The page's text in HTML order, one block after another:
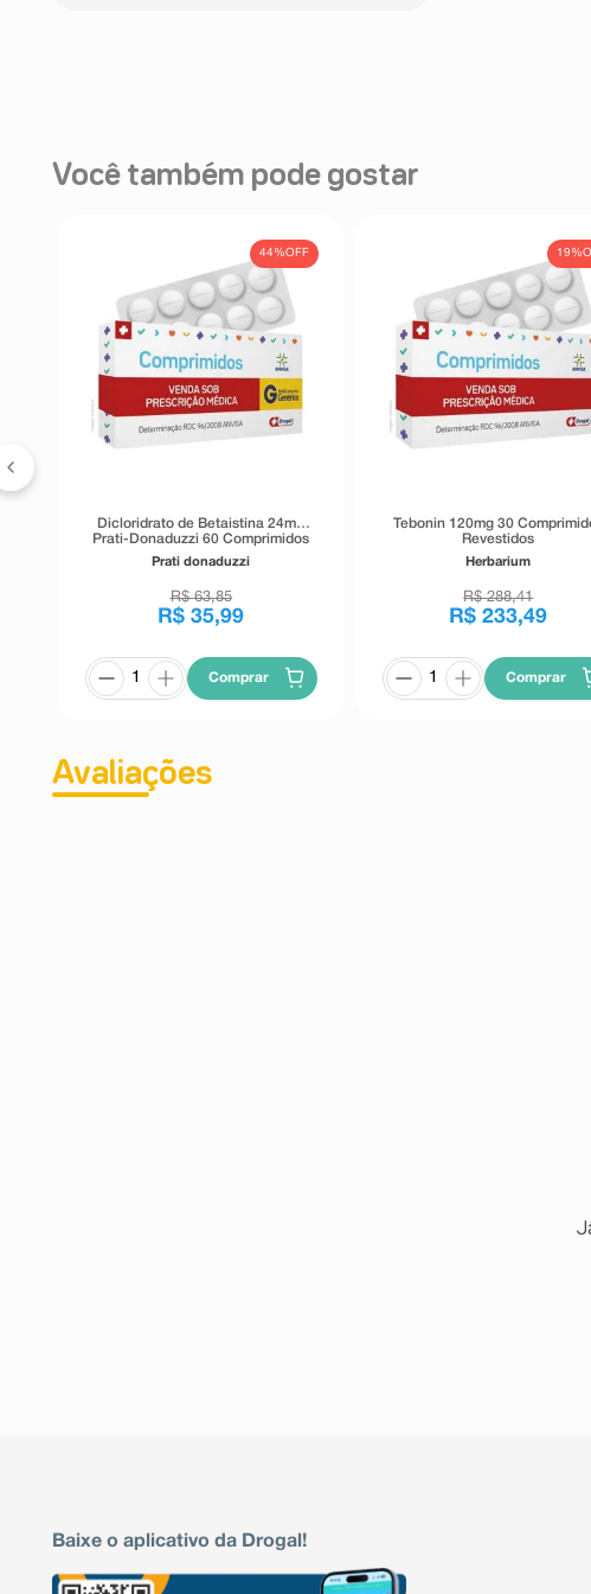
Você também pode gostar
44%OFF
Dicloridrato de Betaistina 24mg
Prati-Donaduzzi 60 Comprimidos
Prati donaduzzi
R$ 63,85
R$ 35,99
Comprar
19%
Tebonin 120mg 30
Revestidos
Herbarium
R$ 288,41
R$ 233,49
Comprar
Avaliações
Baixe o aplicativo da Drogal!